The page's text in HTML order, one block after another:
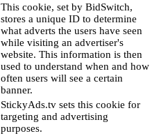
This cookie, set by BidSwitch,
stores a unique ID to determine
what adverts the users have seen
while visiting an advertiser's
website. This information is then
used to understand when and how
often users will see a certain
banner.
StickyAds.tv sets this cookie for
targeting and advertising
purposes.